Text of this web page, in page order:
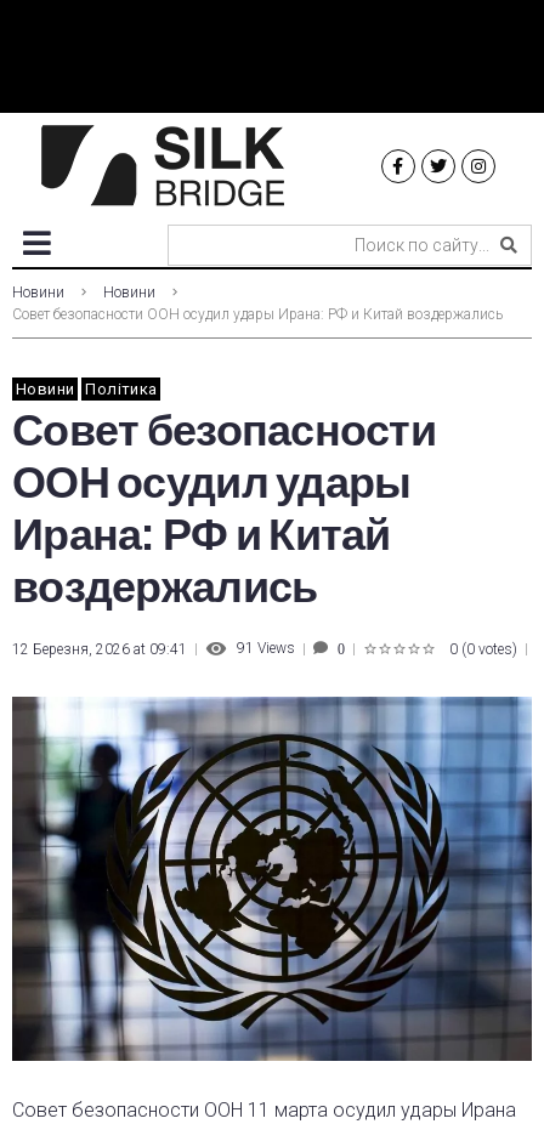
Новини
Новини
Совет безопасности ООН осудил удары Ирана: РФ и Китай воздержались
Новини Політика
Совет безопасности
ООН осудил удары
Ирана: РФ и Китай
воздержались
12 Березня, 2026 at 09:41 91 Views 0 0 (0 votes)
Совет безопасности ООН 11 марта осудил удары Ирана